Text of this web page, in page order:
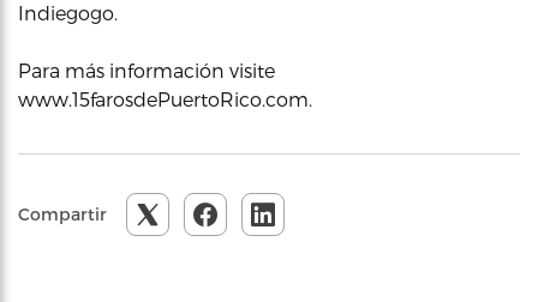
Indiegogo.
Para más información visite
www.15farosdePuertoRico.com.
Compartir